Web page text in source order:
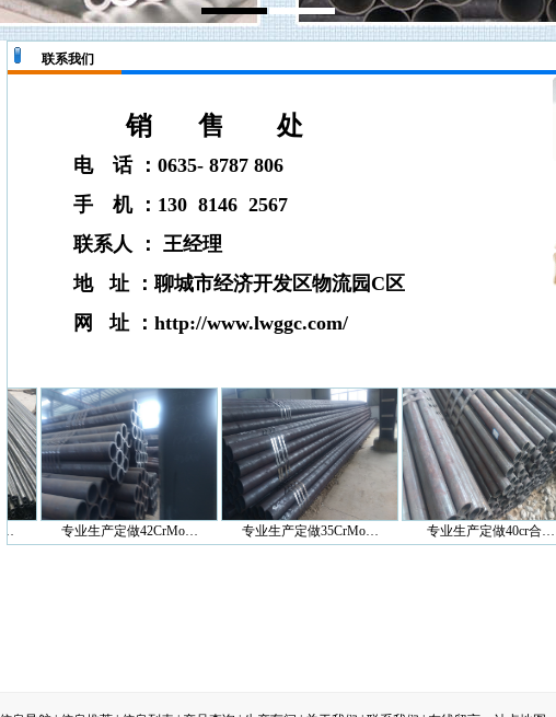
联系我们
销 售 处
电 话 ： 0635- 8787 806
手 机 ：130 8146 2567
联系人 ： 王经理
地 址 ： 聊城市经济开发区物流园C区
网 址 ： http://www.lwggc.com/
专业生产定做42CrMo… 专业生产定做35CrMo… 专业生产定做40cr合…